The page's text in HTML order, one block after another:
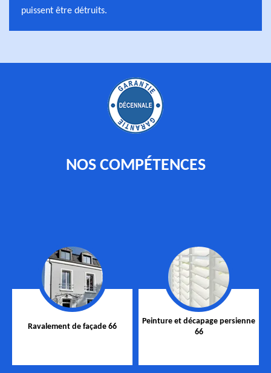
puissent être détruits.
NOS COMPÉTENCES
Ravalement de façade 66
Peinture et décapage persienne
66